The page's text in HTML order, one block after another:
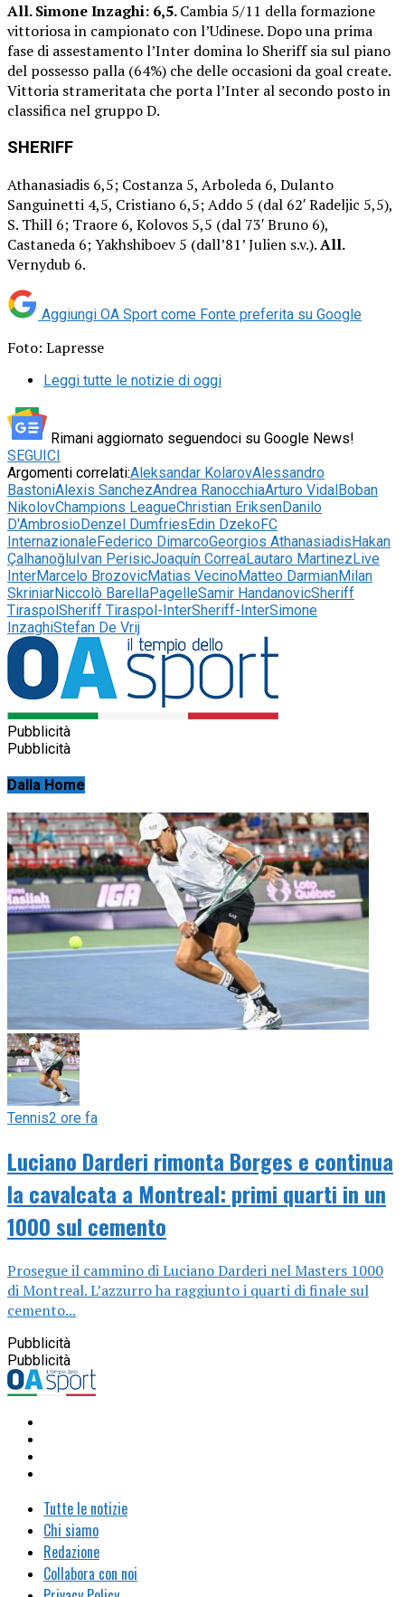
All. Simone Inzaghi: 6,5.Cambia 5/11 della formazione
vittoriosa in campionato con l’Udinese. Dopo una prima
fase di assestamento l’Inter domina lo Sheriff sia sul piano
del possesso palla (64%) che delle occasioni da goal create.
Vittoria strameritata che porta l’Inter al secondo posto in
classifica nel gruppo D.
SHERIFF
Athanasiadis 6,5; Costanza 5, Arboleda 6, Dulanto
Sanguinetti 4,5, Cristiano 6,5; Addo 5 (dal 62′ Radeljic 5,5),
S. Thill 6; Traore 6, Kolovos 5,5 (dal 73′ Bruno 6),
Castaneda 6; Yakhshiboev 5 (dall’81’ Julien s.v.).All.
Vernydub 6.
Aggiungi OA Sport come Fonte preferita su Google
Foto: Lapresse
Leggi tutte le notizie di oggi
Rimani aggiornato seguendoci su Google News!
SEGUICI
Argomenti correlati:Aleksandar KolarovAlessandro
BastoniAlexis SanchezAndrea RanocchiaArturo VidalBoban
NikolovChampions LeagueChristian EriksenDanilo
D'AmbrosioDenzel DumfriesEdin DzekoFC
InternazionaleFederico DimarcoGeorgios AthanasiadisHakan
ÇalhanoğluIvan PerisicJoaquín CorreaLautaro MartinezLive
InterMarcelo BrozovicMatias VecinoMatteo DarmianMilan
SkriniarNiccolò BarellaPagelleSamir HandanovicSheriff
TiraspolSheriff Tiraspol-InterSheriff-InterSimone
InzaghiStefan De Vrij
Pubblicità
Pubblicità
Dalla Home
Tennis2 ore fa
Luciano Darderi rimonta Borges e continua
la cavalcata a Montreal: primi quarti in un
1000 sul cemento
Prosegue il cammino di Luciano Darderi nel Masters 1000
di Montreal. L’azzurro ha raggiunto i quarti di finale sul
cemento...
Pubblicità
Pubblicità
Tutte le notizie
Chi siamo
Redazione
Collabora con noi